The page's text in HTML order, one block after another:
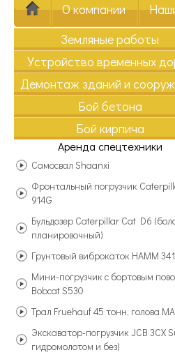
О компании
Земляные работы
Устройство временных
Демонтаж зданий и
Бой бетона
Бой кирпича
Аренда спецтехники
Самосвал Shaanxi
Фронтальный погрузчик
914G
Бульдозер Caterpillar Cat D6
планировочный)
Грунтовый виброкаток HAMM
Мини-погрузчик с бортовым
Bobcat S530
Трал Fruehauf 45 тонн, голова
Экскаватор-погрузчик JCB 3CX
гидромолотом и без)